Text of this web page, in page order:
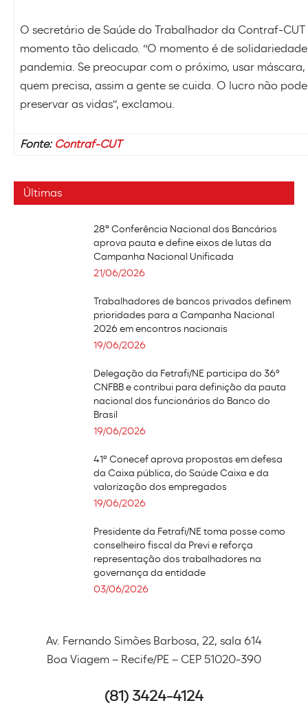
O secretário de Saúde do Trabalhador da Contraf-
momento tão delicado. “O momento é de
pandemia. Se preocupar com o próximo, usar
quem precisa, assim a gente se cuida. O lucro não
preservar as vidas”, exclamou.
Fonte: Contraf-CUT
Últimas
28ª Conferência Nacional dos Bancários
aprova pauta e define eixos de lutas da
Campanha Nacional Unificada
21/06/2026
Trabalhadores de bancos privados definem
prioridades para a Campanha Nacional
2026 em encontros nacionais
19/06/2026
Delegação da Fetrafi/NE participa do 36º
CNFBB e contribui para definição da pauta
nacional dos funcionários do Banco do
Brasil
19/06/2026
41º Conecef aprova propostas em defesa
da Caixa pública, do Saúde Caixa e da
valorização dos empregados
19/06/2026
Presidente da Fetrafi/NE toma posse como
conselheiro fiscal da Previ e reforça
representação dos trabalhadores na
governança da entidade
03/06/2026
Av. Fernando Simões Barbosa, 22, sala 614
Boa Viagem – Recife/PE – CEP 51020-390
(81) 3424-4124